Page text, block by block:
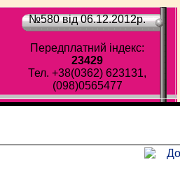
№580 від 06.12.2012p.
Передплатний індекс:
23429
Тел. +38(0362) 623131,
(098)0565477